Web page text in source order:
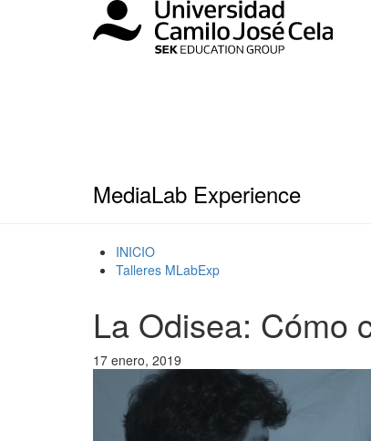
MediaLab Experience
INICIO
Talleres MLabExp
La Odisea: Cómo
17 enero, 2019